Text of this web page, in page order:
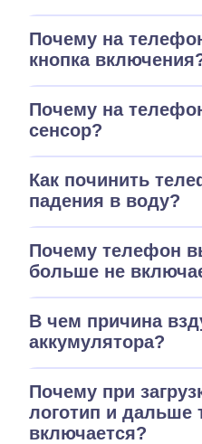
Почему на
кнопка
Почему на
сенсор?
Как починить
падения в воду?
Почему телефон
больше не
В чем причина
аккумулятора?
Почему при
логотип и дальше
включается?